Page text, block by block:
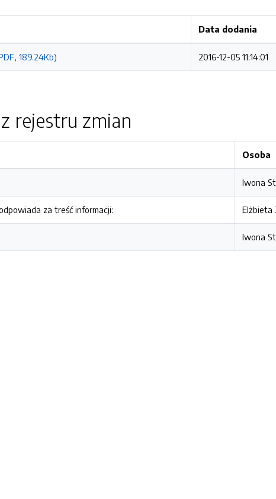
Data dodania
189.24Kb) 2016-12-05 11:14:01
rejestru zmian
Osoba
Iwona
za treść informacji: Elżbieta
Iwona